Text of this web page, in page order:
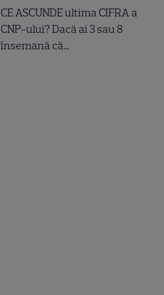
CE ASCUNDE ultima CIFRA a
CNP-ului? Dacă ai 3 sau 8
însemană că...